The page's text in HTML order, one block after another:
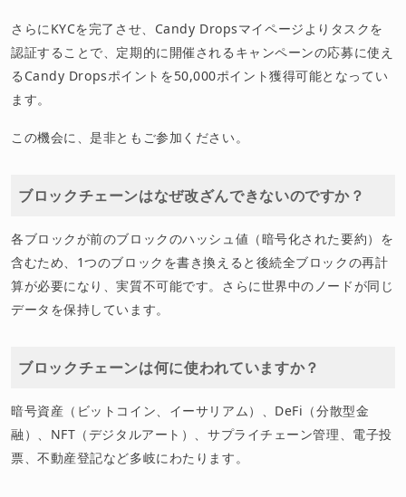
さらにKYCを完了させ、Candy Dropsマイページよりタスクを
認証することで、定期的に開催されるキャンペーンの応募に使え
るCandy Dropsポイントを50,000ポイント獲得可能となってい
ます。
この機会に、是非ともご参加ください。
ブロックチェーンはなぜ改ざんできないのですか？
各ブロックが前のブロックのハッシュ値（暗号化された要約）を
含むため、1つのブロックを書き換えると後続全ブロックの再計
算が必要になり、実質不可能です。さらに世界中のノードが同じ
データを保持しています。
ブロックチェーンは何に使われていますか？
暗号資産（ビットコイン、イーサリアム）、DeFi（分散型金
融）、NFT（デジタルアート）、サプライチェーン管理、電子投
票、不動産登記など多岐にわたります。